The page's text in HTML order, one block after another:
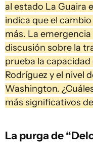
al estado La Guaira
indica que el
más. La
discusión sobre la
prueba la
Rodríguez y el nivel
Washington.
más significativos
La purga de